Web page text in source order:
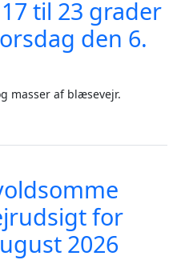
til 23 grader
den 6.
masser af blæsevejr.
til 23 grader - vejrudsigt for
for
2026